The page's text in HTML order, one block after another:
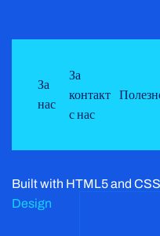
За
нас
За
контакт
с нас
Built with HTML5 and
Design